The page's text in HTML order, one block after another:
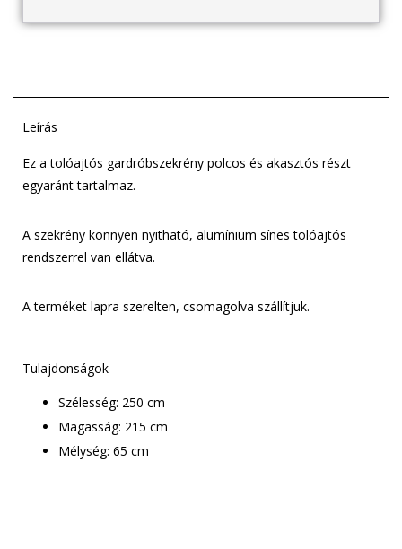
Leírás
Ez a tolóajtós gardróbszekrény polcos és akasztós részt
egyaránt tartalmaz.
A szekrény könnyen nyitható, alumínium sínes tolóajtós
rendszerrel van ellátva.
A terméket lapra szerelten, csomagolva szállítjuk.
Tulajdonságok
Szélesség: 250 cm
Magasság: 215 cm
Mélység: 65 cm